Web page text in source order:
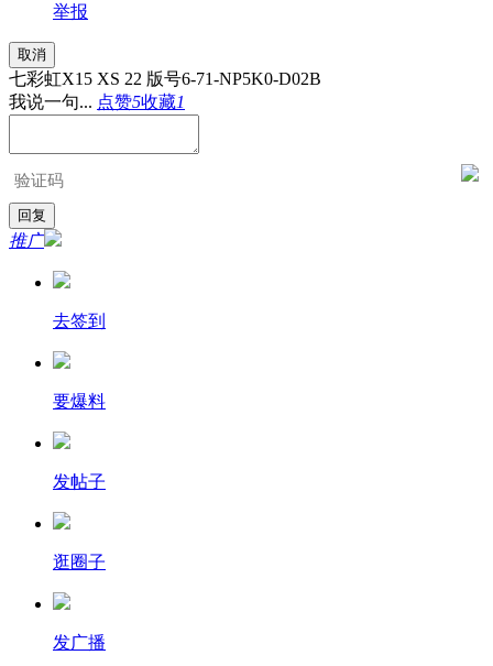
举报
取消
七彩虹X15 XS 22 版号6-71-NP5K0-D02B
我说一句... 点赞5收藏1
推广
去签到
要爆料
发帖子
逛圈子
发广播